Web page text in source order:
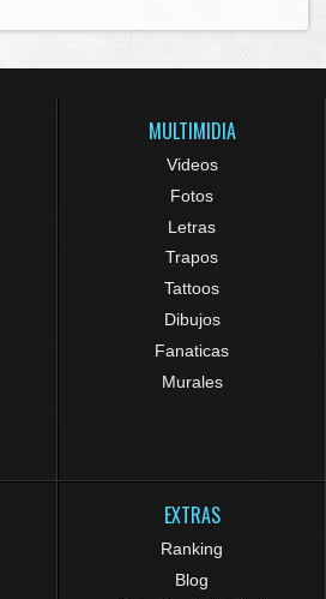
MULTIMIDIA
Videos
Fotos
Letras
Trapos
Tattoos
Dibujos
Fanaticas
Murales
EXTRAS
Ranking
Blog